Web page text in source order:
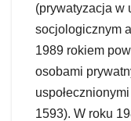
(prywatyzacja w
socjologicznym
1989 rokiem
osobami
1593). W roku